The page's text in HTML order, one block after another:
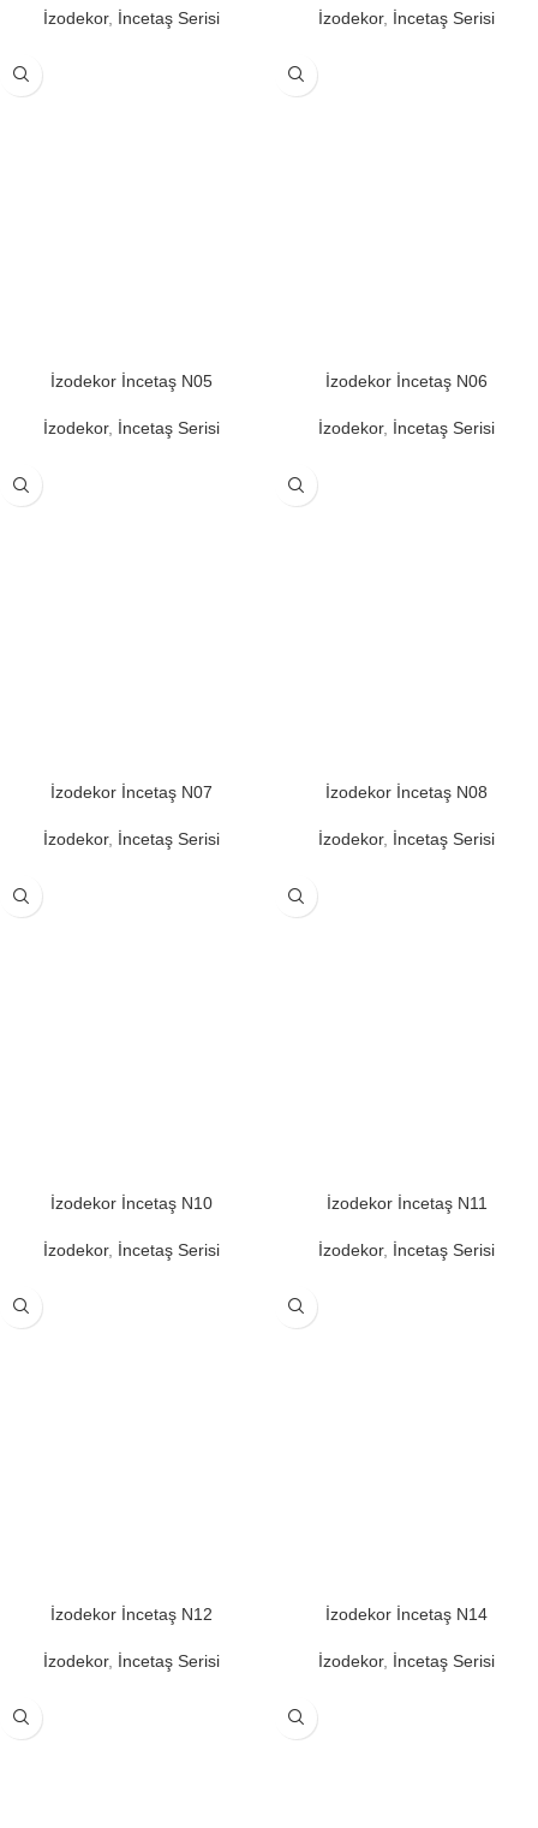
İzodekor, İncetaş Serisi İzodekor, İncetaş Serisi
İzodekor İncetaş N05
İzodekor, İncetaş Serisi
İzodekor İncetaş N06
İzodekor, İncetaş Serisi
İzodekor İncetaş N07
İzodekor, İncetaş Serisi
İzodekor İncetaş N08
İzodekor, İncetaş Serisi
İzodekor İncetaş N10
İzodekor, İncetaş Serisi
İzodekor İncetaş N11
İzodekor, İncetaş Serisi
İzodekor İncetaş N12
İzodekor, İncetaş Serisi
İzodekor İncetaş N14
İzodekor, İncetaş Serisi